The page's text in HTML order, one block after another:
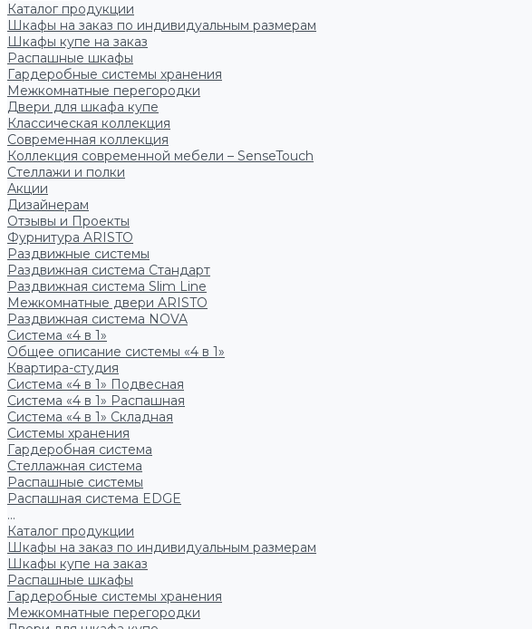
Каталог продукции
Шкафы на заказ по индивидуальным размерам
Шкафы купе на заказ
Распашные шкафы
Гардеробные системы хранения
Межкомнатные перегородки
Двери для шкафа купе
Классическая коллекция
Современная коллекция
Коллекция современной мебели – SenseTouch
Стеллажи и полки
Акции
Дизайнерам
Отзывы и Проекты
Фурнитура ARISTO
Раздвижные системы
Раздвижная система Стандарт
Раздвижная система Slim Line
Межкомнатные двери ARISTO
Раздвижная система NOVA
Система «4 в 1»
Общее описание системы «4 в 1»
Квартира-студия
Система «4 в 1» Подвесная
Система «4 в 1» Распашная
Система «4 в 1» Складная
Системы хранения
Гардеробная система
Стеллажная система
Распашные системы
Распашная система EDGE
...
Каталог продукции
Шкафы на заказ по индивидуальным размерам
Шкафы купе на заказ
Распашные шкафы
Гардеробные системы хранения
Межкомнатные перегородки